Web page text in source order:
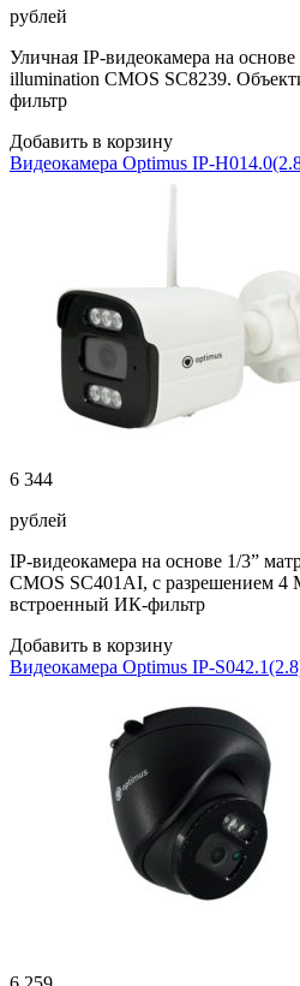
рублей
Уличная IP-видеокамера на
illumination CMOS SC8239.
фильтр
Добавить в корзину
Видеокамера Optimus IP-
6 344
рублей
IP-видеокамера на основе 1/3”
CMOS SC401AI, с разрешением
встроенный ИК-фильтр
Добавить в корзину
Видеокамера Optimus IP-